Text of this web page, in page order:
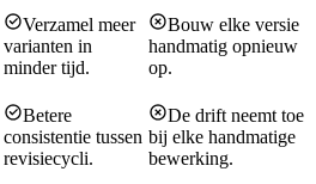
Verzamel meer
varianten in
minder tijd.
Bouw elke versie
handmatig opnieuw
op.
Betere
consistentie tussen
revisiecycli.
De drift neemt toe
bij elke handmatige
bewerking.